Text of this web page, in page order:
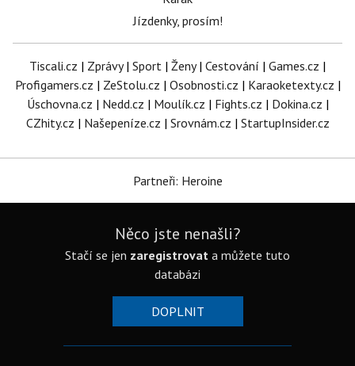
Jízdenky, prosím!
Tiscali.cz | Zprávy| Sport | Ženy| Cestování | Games.cz |
Profigamers.cz | ZeStolu.cz | Osobnosti.cz | Karaoketexty.cz |
Úschovna.cz | Nedd.cz | Moulík.cz | Fights.cz | Dokina.cz |
CZhity.cz | Našepeníze.cz | Srovnám.cz | StartupInsider.cz
Partneři: Heroine
Něco jste nenašli?
Stačí se jen zaregistrovat a můžete tuto
databázi
DOPLNIT